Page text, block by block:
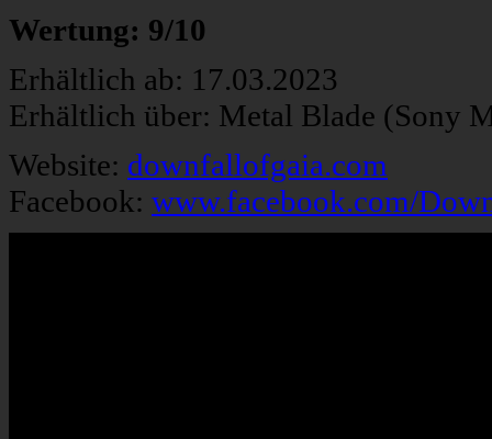
Wertung: 9/10
Erhältlich ab: 17.03.2023
Erhältlich über: Metal Blade (Sony
Website: downfallofgaia.com
Facebook: www.facebook.com/